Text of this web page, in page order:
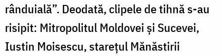
rânduială”. Deodată, clipele de tihnă s-au
risipit: Mitropolitul Moldovei şi Sucevei,
Iustin Moisescu, starețul Mănăstirii